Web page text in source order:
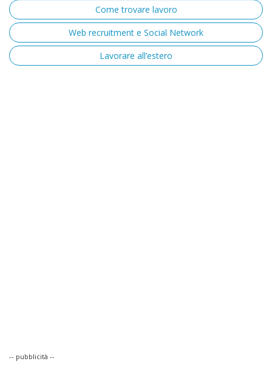
Come trovare lavoro
Web recruitment e Social Network
Lavorare all’estero
-- pubblicità --